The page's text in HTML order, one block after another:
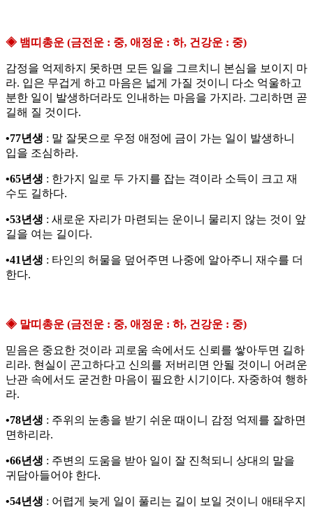
◈ 뱀띠총운 (금전운 : 중, 애정운 : 하, 건강운 : 중)
감정을 억제하지 못하면 모든 일을 그르치니 본심을 보이지 마
라. 입은 무겁게 하고 마음은 넓게 가질 것이니 다소 억울하고
분한 일이 발생하더라도 인내하는 마음을 가지라. 그리하면 곧
길해 질 것이다.
•77년생 : 말 잘못으로 우정 애정에 금이 가는 일이 발생하니
입을 조심하라.
•65년생 : 한가지 일로 두 가지를 잡는 격이라 소득이 크고 재
수도 길하다.
•53년생 : 새로운 자리가 마련되는 운이니 물리지 않는 것이 앞
길을 여는 길이다.
•41년생 : 타인의 허물을 덮어주면 나중에 알아주니 재수를 더
한다.
◈ 말띠총운 (금전운 : 중, 애정운 : 하, 건강운 : 중)
믿음은 중요한 것이라 괴로움 속에서도 신뢰를 쌓아두면 길하
리라. 현실이 곤고하다고 신의를 저버리면 안될 것이니 어려운
난관 속에서도 굳건한 마음이 필요한 시기이다. 자중하여 행하
라.
•78년생 : 주위의 눈총을 받기 쉬운 때이니 감정 억제를 잘하면
면하리라.
•66년생 : 주변의 도움을 받아 일이 잘 진척되니 상대의 말을
귀담아들어야 한다.
•54년생 : 어렵게 늦게 일이 풀리는 길이 보일 것이니 애태우지